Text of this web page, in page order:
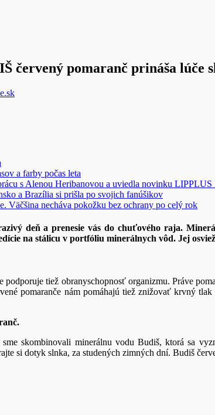
červený pomaranč prináša lúče
a farby počas leta
s Alenou Heribanovou a uviedla novinku
a Brazília si prišla po svojich fanúšikov
Väčšina necháva pokožku bez ochrany po celý rok
deň a prenesie vás do chuťového raja.
na stálicu v portfóliu minerálnych vôd. Jej
podporuje tiež obranyschopnosť organizmu. Práve
pomaranče nám pomáhajú tiež znižovať krvný
skombinovali minerálnu vodu Budiš, ktorá sa
si dotyk slnka, za studených zimných dní. Budiš